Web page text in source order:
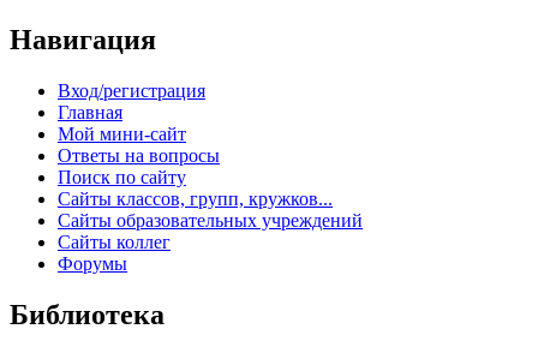
Навигация
Вход/регистрация
Главная
Мой мини-сайт
Ответы на вопросы
Поиск по сайту
Сайты классов, групп, кружков...
Сайты образовательных учреждений
Сайты коллег
Форумы
Библиотека